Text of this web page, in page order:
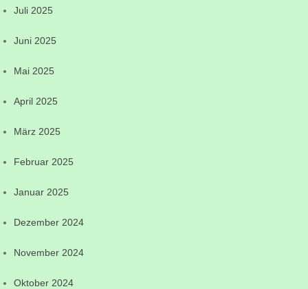
Juli 2025
Juni 2025
Mai 2025
April 2025
März 2025
Februar 2025
Januar 2025
Dezember 2024
November 2024
Oktober 2024